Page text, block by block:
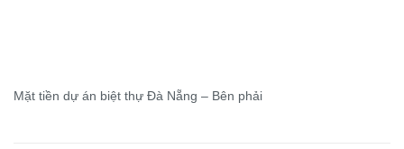
Mặt tiền dự án biệt thự Đà Nẵng – Bên phải